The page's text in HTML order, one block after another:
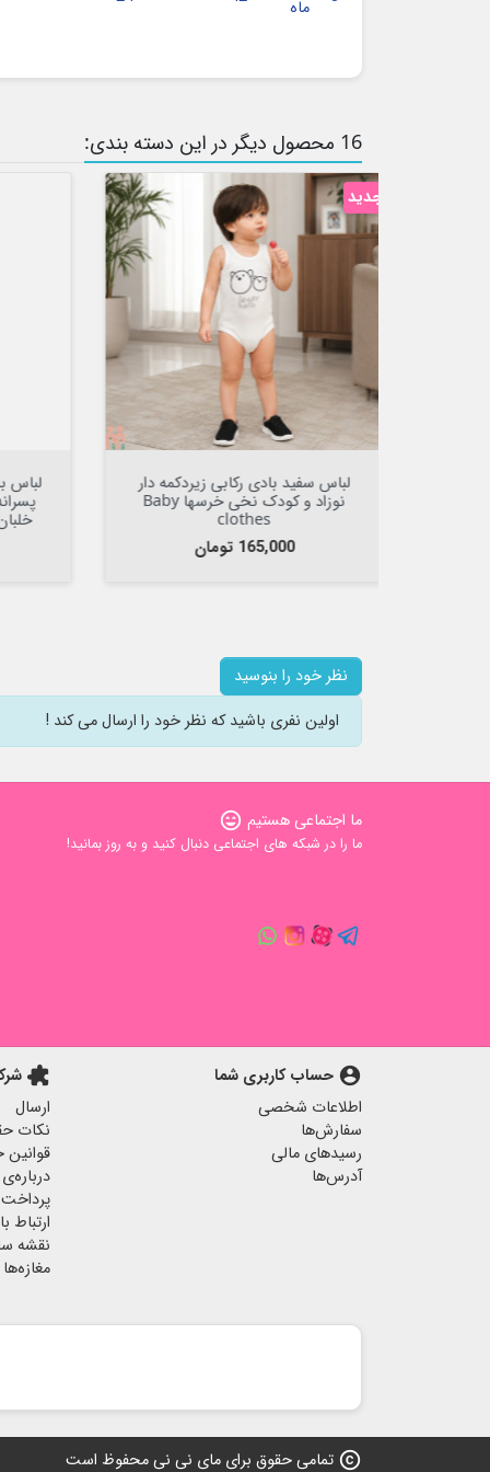
ماه
16 محصول دیگر در این دسته بندی:
لباس بادی آستین کوتاه زیردکمه دار
پسرانه نوزاد و بچه گانه نخی آبی
خلبان mynini baby bodysuit
قیمت
150,000 تومان
نظر خود را بنوسید
اولین نفری باشید که نظر خود را ارسال می کند !
ما اجتماعی هستیم sentiment_very_satisfied
ما را در شبکه های اجتماعی دنبال کنید و به روز بمانید!
account_circle حساب کاربری شما
اطلاعات شخصی
سفارش‌ها
رسیدهای مالی
آدرس‌ها
extension
ارسال
نکات
قوانین
ارتباط
نقشه
مغازه‌ها
copyright تمامی حقوق برای مای نی نی محفوظ است